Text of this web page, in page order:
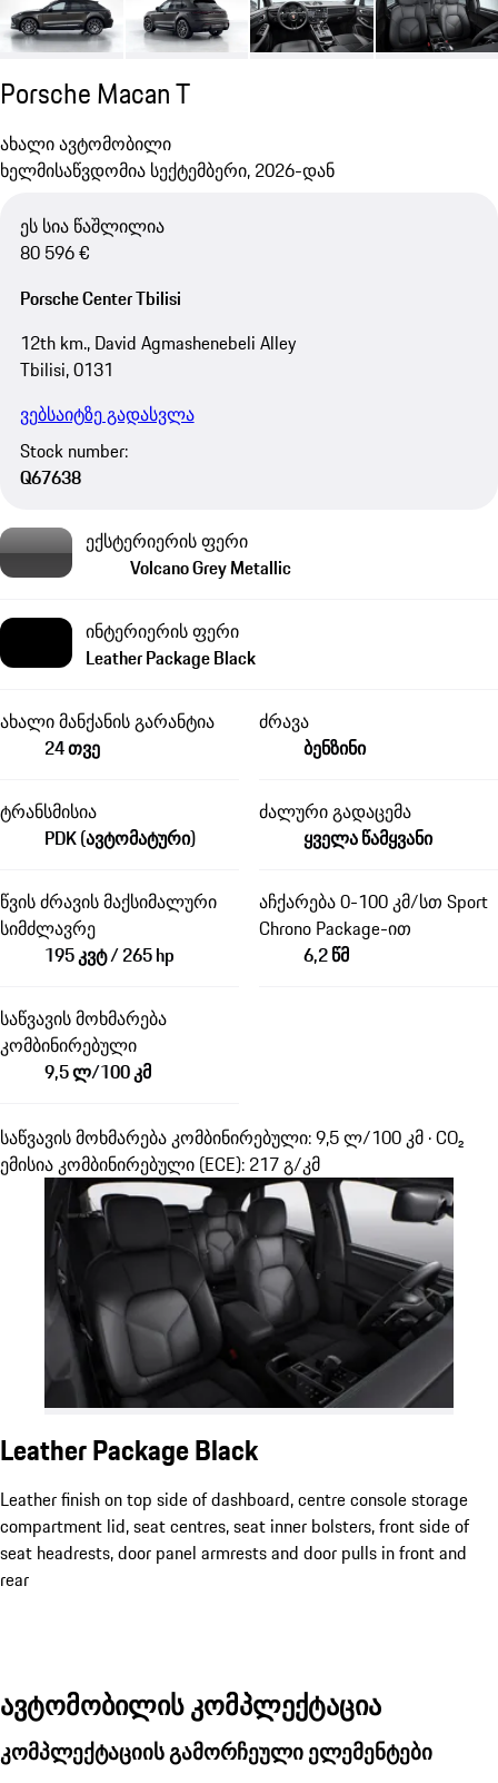
Porsche Macan T
ახალი ავტომობილი
ხელმისაწვდომია სექტემბერი, 2026-დან
ეს სია წაშლილია
80 596 €
Porsche Center Tbilisi
12th km., David Agmashenebeli Alley
Tbilisi, 0131
ვებსაიტზე გადასვლა
Stock number:
Q67638
ექსტერიერის ფერი
Volcano Grey Metallic
ინტერიერის ფერი
Leather Package Black
ახალი მანქანის გარანტია
24 თვე
ძრავა
ბენზინი
ტრანსმისია
PDK (ავტომატური)
ძალური გადაცემა
ყველა წამყვანი
წვის ძრავის მაქსიმალური
სიმძლავრე
195 კვტ / 265 hp
აჩქარება 0-100 კმ/სთ Sport
Chrono Package-ით
6,2 წმ
საწვავის მოხმარება
კომბინირებული
9,5 ლ/100 კმ
საწვავის მოხმარება კომბინირებული: 9,5 ლ/100 კმ · CO₂
ემისია კომბინირებული (ECE): 217 გ/კმ
Leather Package Black
Leather finish on top side of dashboard, centre console storage
compartment lid, seat centres, seat inner bolsters, front side of
seat headrests, door panel armrests and door pulls in front and
rear
ავტომობილის კომპლექტაცია
კომპლექტაციის გამორჩეული ელემენტები